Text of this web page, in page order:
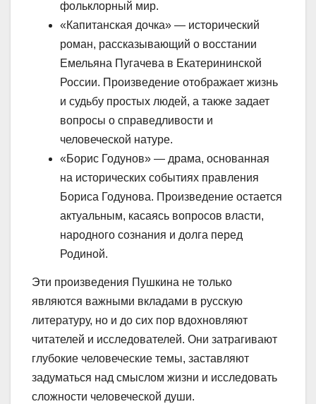
фольклорный мир.
«Капитанская дочка» — исторический
роман, рассказывающий о восстании
Емельяна Пугачева в Екатерининской
России. Произведение отображает жизнь
и судьбу простых людей, а также задает
вопросы о справедливости и
человеческой натуре.
«Борис Годунов» — драма, основанная
на исторических событиях правления
Бориса Годунова. Произведение остается
актуальным, касаясь вопросов власти,
народного сознания и долга перед
Родиной.
Эти произведения Пушкина не только
являются важными вкладами в русскую
литературу, но и до сих пор вдохновляют
читателей и исследователей. Они затрагивают
глубокие человеческие темы, заставляют
задуматься над смыслом жизни и исследовать
сложности человеческой души.